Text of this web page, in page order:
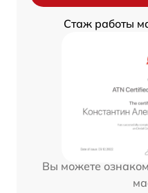
Стаж работы
Вы можете